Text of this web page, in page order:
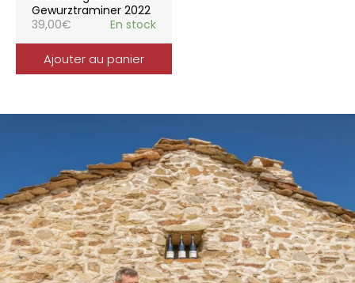
Gewurztraminer 2022
39,00€ En stock
Ajouter au panier